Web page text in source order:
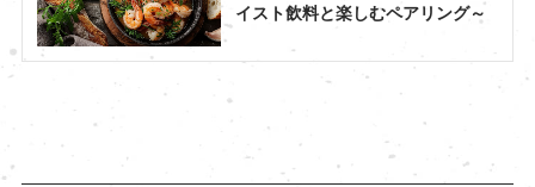
イスト飲料と楽しむペアリング～